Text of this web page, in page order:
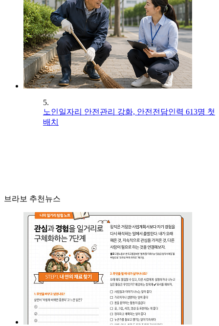
5.
노인일자리 안전관리 강화, 안전전담인력 613명 첫
배치
브라보 추천뉴스